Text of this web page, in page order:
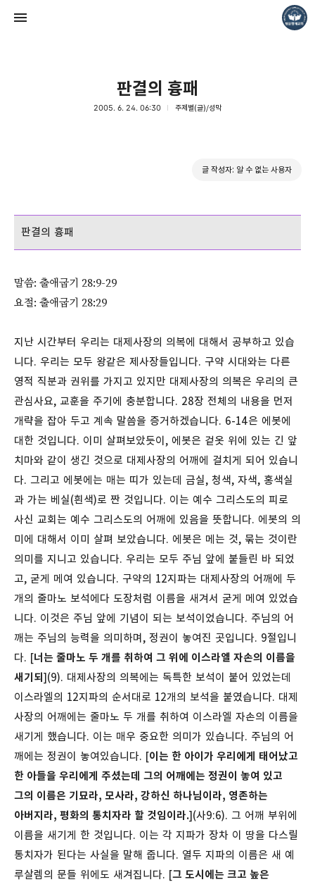
판결의 흉패
2005. 6. 24. 06:30 주제별(글)/성막
글 작성자: 알 수 없는 사용자
판결의 흉패
말씀: 출애굽기 28:9-29
요절: 출애굽기 28:29
지난 시간부터 우리는 대제사장의 의복에 대해서 공부하고 있습
니다. 우리는 모두 왕같은 제사장들입니다. 구약 시대와는 다른
영적 직분과 권위를 가지고 있지만 대제사장의 의복은 우리의 큰
관심사요, 교훈을 주기에 충분합니다. 28장 전체의 내용을 먼저
개략을 잡아 두고 계속 말씀을 증거하겠습니다. 6-14은 에봇에
대한 것입니다. 이미 살펴보았듯이, 에봇은 겉옷 위에 있는 긴 앞
치마와 같이 생긴 것으로 대제사장의 어깨에 걸치게 되어 있습니
다. 그리고 에봇에는 매는 띠가 있는데 금실, 청색, 자색, 홍색실
과 가는 베실(흰색)로 짠 것입니다. 이는 예수 그리스도의 피로
사신 교회는 예수 그리스도의 어깨에 있음을 뜻합니다. 에봇의 의
미에 대해서 이미 살펴 보았습니다. 에봇은 메는 것, 묶는 것이란
의미를 지니고 있습니다. 우리는 모두 주님 앞에 붙들린 바 되었
고, 굳게 메여 있습니다. 구약의 12지파는 대제사장의 어깨에 두
개의 줄마노 보석에다 도장처럼 이름을 새겨서 굳게 메여 있었습
니다. 이것은 주님 앞에 기념이 되는 보석이었습니다. 주님의 어
깨는 주님의 능력을 의미하며, 정권이 놓여진 곳입니다. 9절입니
다. [너는 줄마노 두 개를 취하여 그 위에 이스라엘 자손의 이름을
새기되](9). 대제사장의 의복에는 독특한 보석이 붙어 있었는데
이스라엘의 12지파의 순서대로 12개의 보석을 붙였습니다. 대제
사장의 어깨에는 줄마노 두 개를 취하여 이스라엘 자손의 이름을
새기게 했습니다. 이는 매우 중요한 의미가 있습니다. 주님의 어
깨에는 정권이 놓여있습니다. [이는 한 아이가 우리에게 태어났고
한 아들을 우리에게 주셨는데 그의 어깨에는 정권이 놓여 있고
그의 이름은 기묘라, 모사라, 강하신 하나님이라, 영존하는
아버지라, 평화의 통치자라 할 것임이라.](사9:6). 그 어깨 부위에
이름을 새기게 한 것입니다. 이는 각 지파가 장차 이 땅을 다스릴
통치자가 된다는 사실을 말해 줍니다. 열두 지파의 이름은 새 예
루살렘의 문들 위에도 새겨집니다. [그 도시에는 크고 높은
Pastor. Yoon